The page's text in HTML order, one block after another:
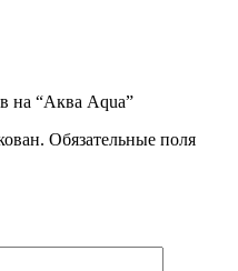
на “Аква Aqua”
Обязательные поля